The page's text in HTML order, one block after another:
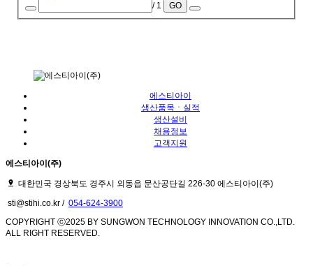
/ 1
GO
에스티아이
생산품목ㆍ실적
생산설비
채용정보
고객지원
에스티아이(주)
대한민국 경상북도 경주시 외동읍 문산공단길 226-30 에스티아이(주)
sti@stihi.co.kr / 054-624-3900
COPYRIGHT ⓒ2025 BY SUNGWON TECHNOLOGY INNOVATION CO.,LTD.
ALL RIGHT RESERVED.